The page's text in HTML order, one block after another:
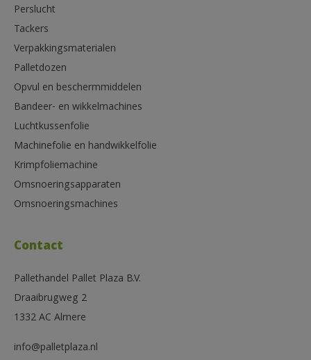
Perslucht
Tackers
Verpakkingsmaterialen
Palletdozen
Opvul en beschermmiddelen
Bandeer- en wikkelmachines
Luchtkussenfolie
Machinefolie en handwikkelfolie
Krimpfoliemachine
Omsnoeringsapparaten
Omsnoeringsmachines
Contact
Pallethandel Pallet Plaza B.V.
Draaibrugweg 2
1332 AC Almere
info@palletplaza.nl